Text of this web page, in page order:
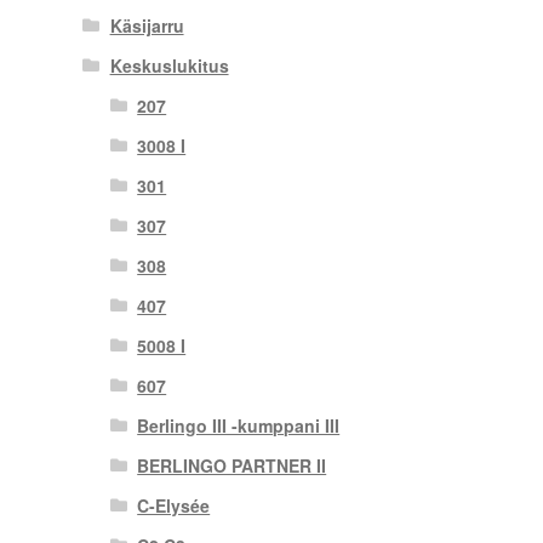
Käsijarru
Keskuslukitus
207
3008 I
301
307
308
407
5008 I
607
Berlingo III -kumppani III
BERLINGO PARTNER II
C-Elysée